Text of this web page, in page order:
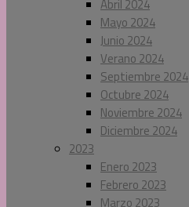
Abril 2024
Mayo 2024
Junio 2024
Verano 2024
Septiembre 2024
Octubre 2024
Noviembre 2024
Diciembre 2024
2023
Enero 2023
Febrero 2023
Marzo 2023